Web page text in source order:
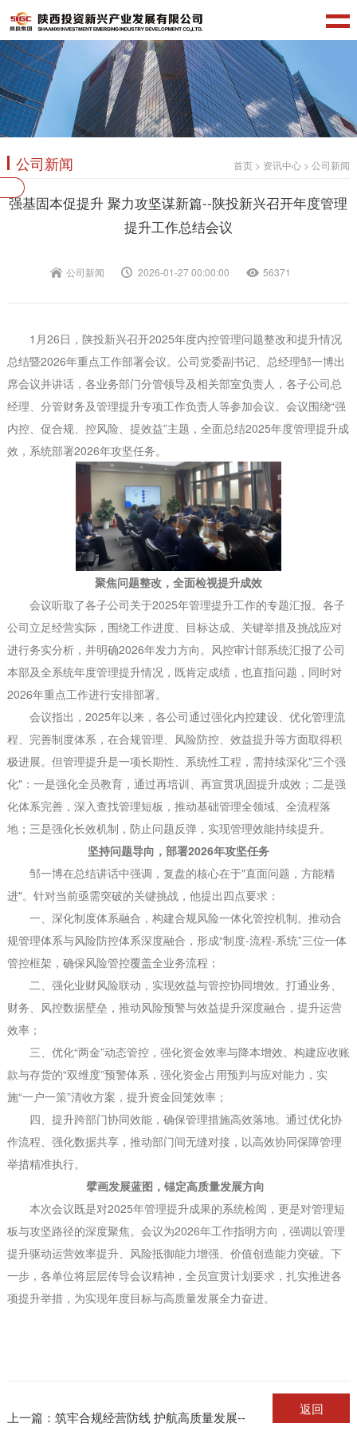
公司新闻 首页 > 资讯中心 >公司新闻
强基固本促提升 聚力攻坚谋新篇--陕投新兴召开年度管理
提升工作总结会议
公司新闻 2026-01-27 00:00:00 56371
1月26日，陕投新兴召开2025年度内控管理问题整改和提升情况
总结暨2026年重点工作部署会议。公司党委副书记、总经理邹一博出
席会议并讲话，各业务部门分管领导及相关部室负责人，各子公司总
经理、分管财务及管理提升专项工作负责人等参加会议。会议围绕“强
内控、促合规、控风险、提效益”主题，全面总结2025年度管理提升成
效，系统部署2026年攻坚任务。
聚焦问题整改，全面检视提升成效
会议听取了各子公司关于2025年管理提升工作的专题汇报。各子
公司立足经营实际，围绕工作进度、目标达成、关键举措及挑战应对
进行务实分析，并明确2026年发力方向。风控审计部系统汇报了公司
本部及全系统年度管理提升情况，既肯定成绩，也直指问题，同时对
2026年重点工作进行安排部署。
会议指出，2025年以来，各公司通过强化内控建设、优化管理流
程、完善制度体系，在合规管理、风险防控、效益提升等方面取得积
极进展。但管理提升是一项长期性、系统性工程，需持续深化"三个强
化"：一是强化全员教育，通过再培训、再宣贯巩固提升成效；二是强
化体系完善，深入查找管理短板，推动基础管理全领域、全流程落
地；三是强化长效机制，防止问题反弹，实现管理效能持续提升。
坚持问题导向，部署2026年攻坚任务
邹一博在总结讲话中强调，复盘的核心在于"直面问题，方能精
进"。针对当前亟需突破的关键挑战，他提出四点要求：
一、深化制度体系融合，构建合规风险一体化管控机制。推动合
规管理体系与风险防控体系深度融合，形成“制度-流程-系统”三位一体
管控框架，确保风险管控覆盖全业务流程；
二、强化业财风险联动‌，实现效益与管控协同增效。打通业务、
财务、风控数据壁垒，推动风险预警与效益提升深度融合，提升运营
效率；
三、优化“两金”动态管控，强化资金效率与降本增效。构建应收账
款与存货的“双维度”预警体系，强化资金占用预判与应对能力，实
施“一户一策”清收方案，提升资金回笼效率；
四、提升跨部门协同效能‌，确保管理措施高效落地。通过优化协
作流程、强化数据共享，推动部门间无缝对接，以高效协同保障管理
举措精准执行。
擘画发展蓝图，锚定高质量发展方向
本次会议既是对2025年管理提升成果的系统检阅，更是对管理短
板与攻坚路径的深度聚焦。会议为2026年工作指明方向，强调以管理
提升驱动运营效率提升、风险抵御能力增强、价值创造能力突破。下
一步，各单位将层层传导会议精神，全员宣贯计划要求，扎实推进各
项提升举措，为实现年度目标与高质量发展全力奋进。
上一篇： 筑牢合规经营防线 护航高质量发展--
返回